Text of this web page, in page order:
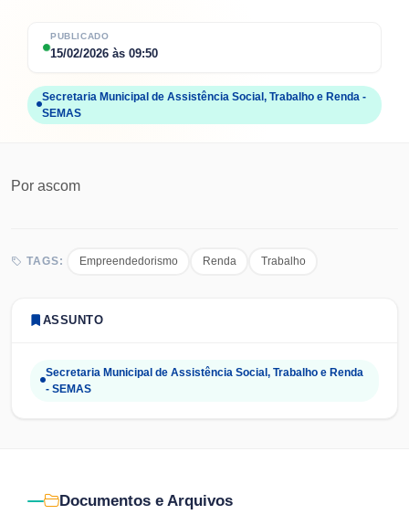
PUBLICADO
15/02/2026 às 09:50
Secretaria Municipal de Assistência Social, Trabalho e Renda -
SEMAS
Por ascom
TAGS: Empreendedorismo Renda Trabalho
ASSUNTO
Secretaria Municipal de Assistência Social, Trabalho e Renda
- SEMAS
Documentos e Arquivos